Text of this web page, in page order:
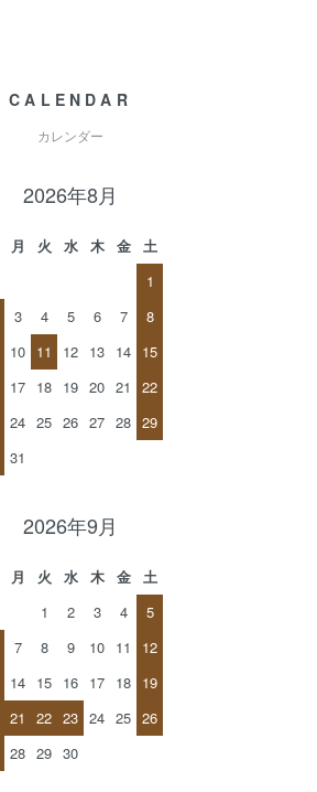
CALENDAR
カレンダー
2026年8月
月 火 水 木 金
土
1
3 4 5 6 7
8
10 11 12 13 14 15
17 18 19 20 21
22
24 25 26 27 28 29
31
2026年9月
月 火 水 木 金
土
1
2 3 4
5
7 8 9 10 11
12
14 15 16 17 18 19
21 22 23 24 25 26
28 29 30